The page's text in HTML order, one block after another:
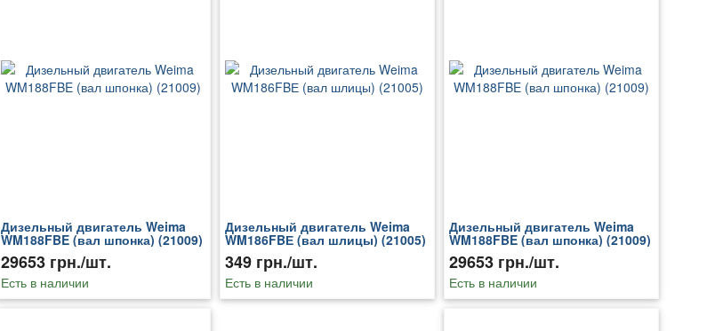
Дизельный двигатель Weima
WM188FBE (вал шпонка) (21009)
29653 грн./шт.
Есть в наличии
Дизельный двигатель Weima
WM186FBЕ (вал шлицы) (21005)
349 грн./шт.
Есть в наличии
Дизельный двигатель Weima
WM188FBE (вал шпонка) (21009)
29653 грн./шт.
Есть в наличии